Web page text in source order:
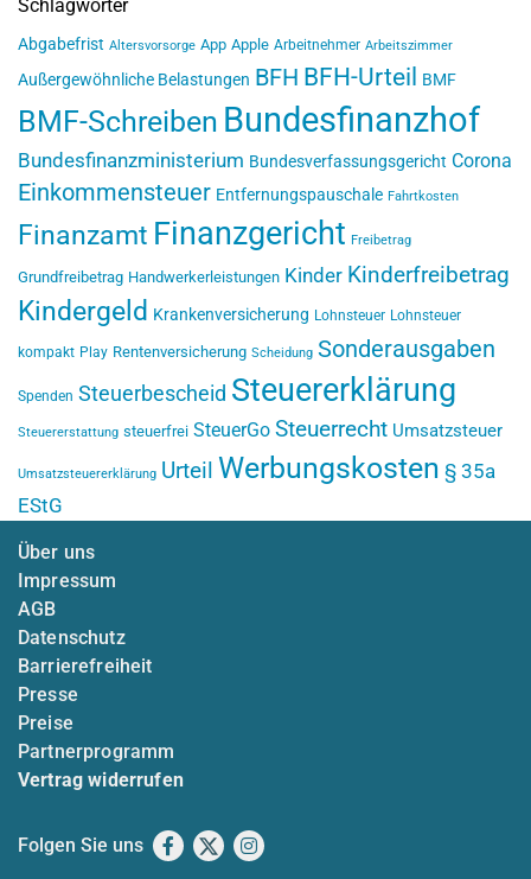
Schlagwörter
Abgabefrist Altersvorsorge App Apple Arbeitnehmer Arbeitszimmer
Außergewöhnliche Belastungen BFH BFH-Urteil BMF
BMF-Schreiben Bundesfinanzhof
Bundesfinanzministerium Bundesverfassungsgericht Corona
Einkommensteuer Entfernungspauschale Fahrtkosten
Finanzamt Finanzgericht Freibetrag
Grundfreibetrag Handwerkerleistungen Kinder Kinderfreibetrag
Kindergeld Krankenversicherung Lohnsteuer Lohnsteuer
kompakt Play Rentenversicherung Scheidung Sonderausgaben
Spenden Steuerbescheid Steuererklärung
Steuererstattung steuerfrei SteuerGo Steuerrecht Umsatzsteuer
Umsatzsteuererklärung Urteil Werbungskosten § 35a
EStG
Über uns
Impressum
AGB
Datenschutz
Barrierefreiheit
Presse
Preise
Partnerprogramm
Vertrag widerrufen
Folgen Sie uns Facebook
X Instagram